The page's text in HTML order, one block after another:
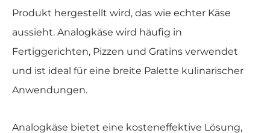
Produkt hergestellt wird, das wie echter Käse
aussieht. Analogkäse wird häufig in
Fertiggerichten, Pizzen und Gratins verwendet
und ist ideal für eine breite Palette kulinarischer
Anwendungen.
Analogkäse bietet eine kosteneffektive Lösung,